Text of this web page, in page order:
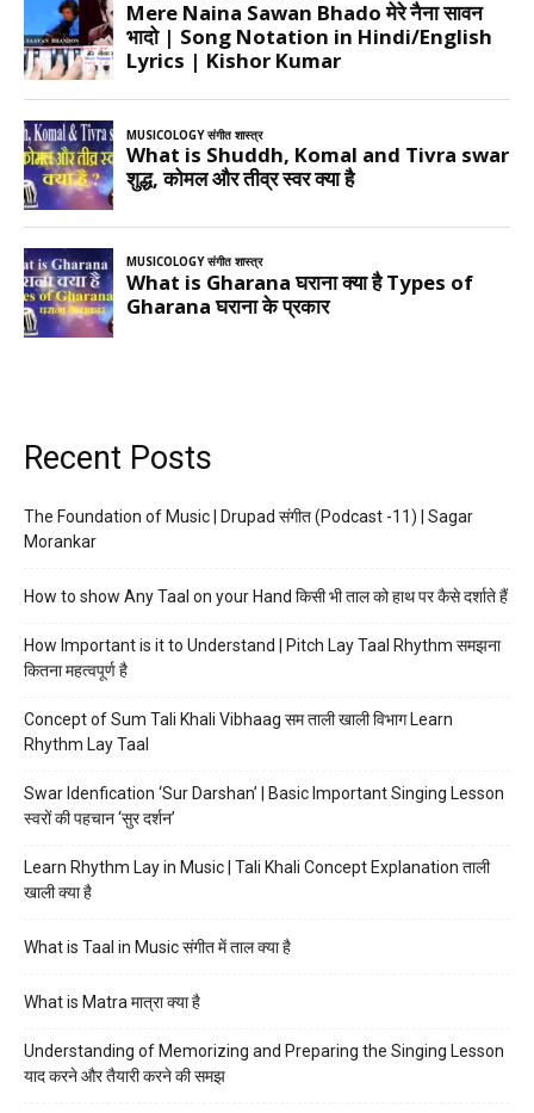
Recent Posts
The Foundation of Music | Drupad संगीत (Podcast -11) | Sagar
Morankar
How to show Any Taal on your Hand किसी भी ताल को हाथ पर कैसे दर्शाते हैं
How Important is it to Understand | Pitch Lay Taal Rhythm समझना
कितना महत्वपूर्ण है
Concept of Sum Tali Khali Vibhaag सम ताली खाली विभाग Learn
Rhythm Lay Taal
Swar Idenfication ‘Sur Darshan’ | Basic Important Singing Lesson
स्वरों की पहचान ‘सुर दर्शन’
Learn Rhythm Lay in Music | Tali Khali Concept Explanation ताली
खाली क्या है
What is Taal in Music संगीत में ताल क्या है
What is Matra मात्रा क्या है
Understanding of Memorizing and Preparing the Singing Lesson
याद करने और तैयारी करने की समझ